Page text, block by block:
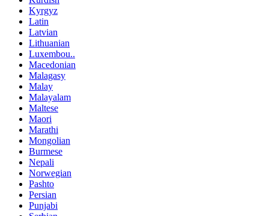
Kyrgyz
Latin
Latvian
Lithuanian
Luxembou..
Macedonian
Malagasy
Malay
Malayalam
Maltese
Maori
Marathi
Mongolian
Burmese
Nepali
Norwegian
Pashto
Persian
Punjabi